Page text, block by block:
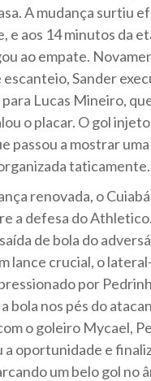
A mudança surtiu
e aos 14 minutos da
ao empate.
Sander
Lucas Mineiro,
o placar. O gol
passou a mostrar
taticamente.
renovada, o
a defesa do
de bola do
lance crucial, o
por
bola nos pés do
o goleiro Mycael,
a oportunidade e
um belo gol no